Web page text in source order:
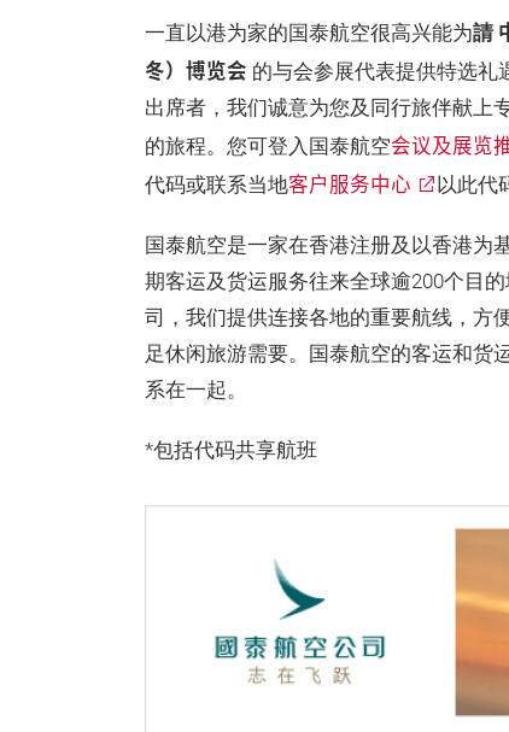
一直以港为家的国泰航空很高兴能为請
冬）博览会 的与会参展代表提供特选礼
出席者，我们诚意为您及同行旅伴献上
的旅程。您可登入国泰航空会议及展览
代码或联系当地客户服务中心 以此代
国泰航空是一家在香港注册及以香港为
期客运及货运服务往来全球逾200个目
司，我们提供连接各地的重要航线，方
足休闲旅游需要。国泰航空的客运和货
系在一起。
*包括代码共享航班